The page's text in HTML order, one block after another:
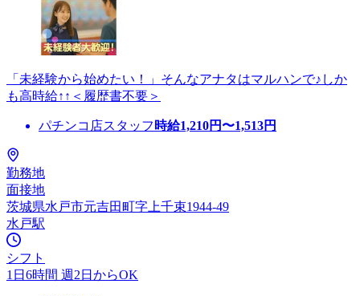
「未経験から始めたい！」そんなアナタはマルハンで♪しか
も高時給↑↑＜履歴書不要＞
パチンコ店スタッフ 時給1,210円〜1,513円
勤務地
面接地
茨城県水戸市元吉田町字上千束1944-49
水戸駅
シフト
1日6時間 週2日からOK